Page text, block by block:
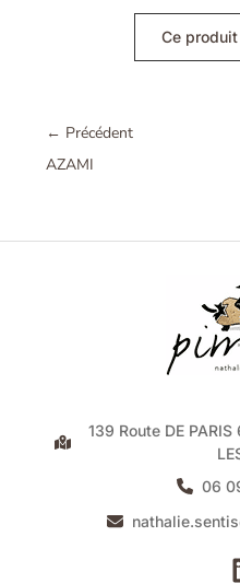
Ce produit
← Précédent
AZAMI
139 Route DE
06